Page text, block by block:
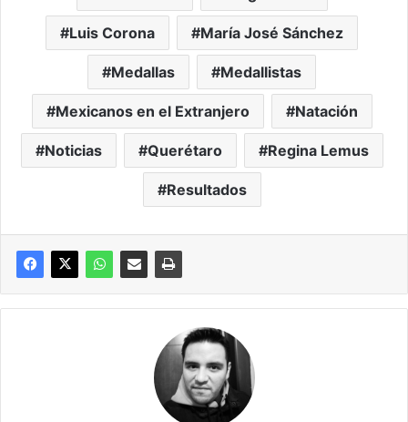
Luis Corona María José Sánchez
Medallas Medallistas
Mexicanos en el Extranjero Natación
Noticias Querétaro Regina Lemus
Resultados